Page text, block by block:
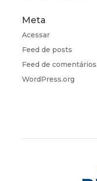
Meta
Acessar
Feed de posts
Feed de comentários
WordPress.org